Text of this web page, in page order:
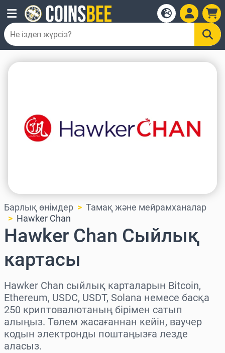
Барлық өнімдер
Тамақ және мейрамханалар
Hawker Chan
Hawker Chan Сыйлық
картасы
Hawker Chan сыйлық карталарын Bitcoin,
Ethereum, USDC, USDT, Solana немесе басқа
250 криптовалютаның бірімен сатып
алыңыз. Төлем жасағаннан кейін, ваучер
кодын электронды поштаңызға лезде
аласыз.